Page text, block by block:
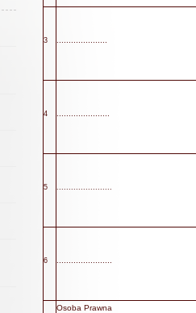
3
4
5
6
Osoba Prawna